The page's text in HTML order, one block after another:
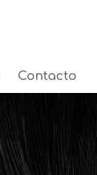
Contacto